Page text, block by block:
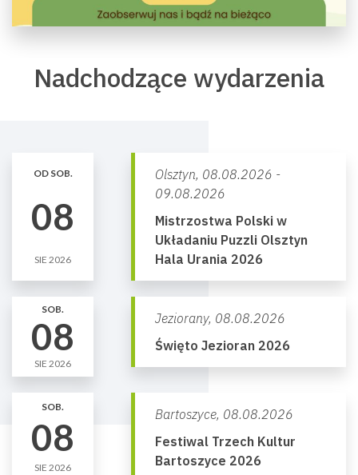
Nadchodzące wydarzenia
OD SOB.
08
SIE 2026
Olsztyn, 08.08.2026 -
09.08.2026
Mistrzostwa Polski w
Układaniu Puzzli Olsztyn
Hala Urania 2026
SOB.
08
SIE 2026
Jeziorany, 08.08.2026
Święto Jezioran 2026
SOB.
08
SIE 2026
Bartoszyce, 08.08.2026
Festiwal Trzech Kultur
Bartoszyce 2026